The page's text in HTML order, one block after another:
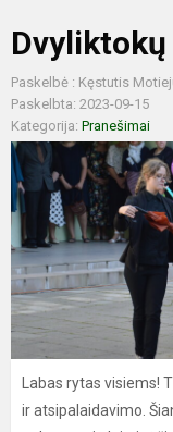
Dvyliktokų
Paskelbė : Kęstutis
Paskelbta: 2023-09-15
Kategorija: Pranešimai
Labas rytas visiems!
ir atsipalaidavimo.